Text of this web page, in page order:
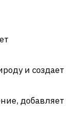
и создает
добавляет